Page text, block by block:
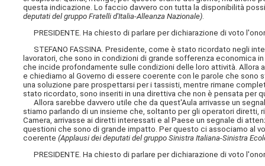
questa indicazione. Lo faccio davvero con tutta la disponibilità
deputati del gruppo Fratelli d'Italia-Alleanza Nazionale)
PRESIDENTE. Ha chiesto di parlare per dichiarazione di voto
STEFANO FASSINA. Presidente, come è stato ricordato negli
lavoratori, che sono in condizioni di grande sofferenza economica
che incide profondamente sulle condizioni delle loro attività. Allora
e chiediamo al Governo di essere coerente con le parole che sono
una soluzione pare prospettarsi per i tassisti, mentre rimane
stato ricordato, sono inseriti in una direttiva che non è pensata per
Allora sarebbe davvero utile che da quest'Aula arrivasse un
stiamo parlando di un insieme che, soltanto per gli operatori diretti,
Camera, arrivasse ai diretti interessati e al Paese un segnale di
questioni che sono di grande impatto. Per questo ci associamo al
coerente(Applausi dei deputati del gruppo Sinistra Italiana-Sinistra
PRESIDENTE. Ha chiesto di parlare per dichiarazione di voto